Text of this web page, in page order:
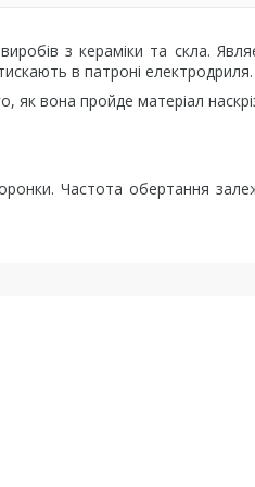
з кераміки та скла.
в патроні електродриля.
як вона пройде матеріал
Частота обертання